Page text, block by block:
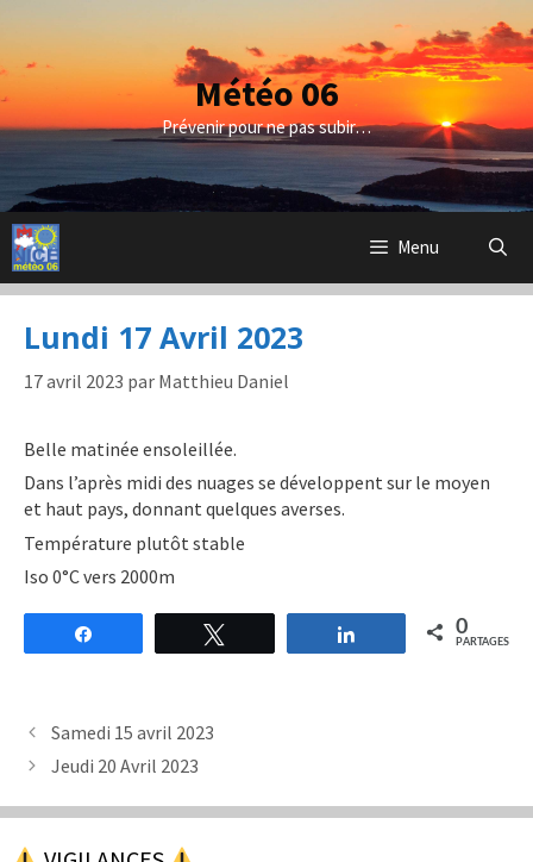
contenu
Météo 06
Prévenir pour ne pas subir…
Menu
Lundi 17 Avril 2023
17 avril 2023 par Matthieu Daniel
Belle matinée ensoleillée.
Dans l’après midi des nuages se développent sur le moyen
et haut pays, donnant quelques averses.
Température plutôt stable
Iso 0°C vers 2000m
Partagez 0
PARTAGES
Samedi 15 avril 2023
Jeudi 20 Avril 2023